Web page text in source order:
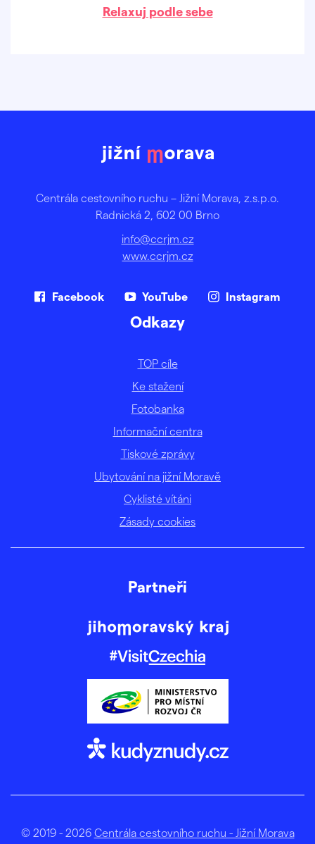
Relaxuj podle sebe
Centrála cestovního ruchu – Jižní Morava, z.s.p.o.
Radnická 2, 602 00 Brno
info@ccrjm.cz
www.ccrjm.cz
Facebook YouTube Instagram
Odkazy
TOP cíle
Ke stažení
Fotobanka
Informační centra
Tiskové zprávy
Ubytování na jižní Moravě
Cyklisté vítáni
Zásady cookies
Partneři
© 2019 - 2026 Centrála cestovního ruchu - Jižní Morava